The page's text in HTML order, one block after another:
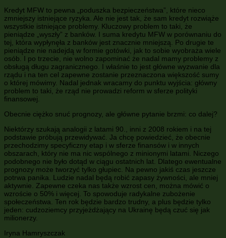
Kredyt MFW to pewna „poduszka bezpieczeństwa”, które nieco
zmniejszy istniejące ryzyka. Ale nie jest tak, że sam kredyt rozwiąże
wszystkie istniejące problemy. Kluczowy problem to taki, że
pieniądze „wyszły” z banków. I suma kredytu MFW w porównaniu do
tej, która wypłynęła z banków jest znacznie mniejszą. Po drugie te
pieniądze nie nadejdą w formie gotówki, jak to sobie wyobraża wiele
osób. I po trzecie, nie wolno zapominać że nadal mamy problemy z
obsługą długu zagranicznego. I właśnie to jest główne wyzwanie dla
rządu i na ten cel zapewne zostanie przeznaczona większość sumy
o której mówimy. Nadal jednak wracamy do punktu wyjścia: główny
problem to taki, że rząd nie prowadzi reform w sferze polityki
finansowej.
Obecnie ciężko snuć prognozy, ale główne pytanie brzmi: co dalej?
Niektórzy szukają analogii z latami 90., inni z 2008 rokiem i na tej
podstawie próbują przewidywać. Ja chcę powiedzieć, że obecnie
przechodzimy specyficzny etap i w sferze finansów i w innych
obszarach, który nie ma nic wspólnego z minionymi latami. Niczego
podobnego nie było dotąd w ciągu ostatnich lat. Dlatego ewentualne
prognozy może tworzyć tylko głupiec. Na pewno jakiś czas jeszcze
potrwa panika. Ludzie nadal będą robić zapasy żywności, ale mniej
aktywnie. Zapewne czeka nas także wzrost cen, można mówić o
wzroście o 50% i więcej. To spowoduje radykalne zubożenie
społeczeństwa. Ten rok będzie bardzo trudny, a plus będzie tylko
jeden: cudzoziemcy przyjeżdżający na Ukrainę będą czuć się jak
milionerzy.
Iryna Hamryszczak